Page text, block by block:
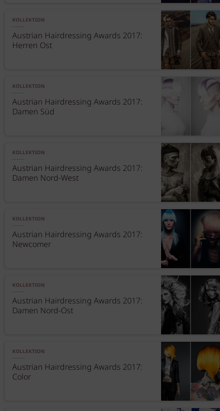
KOLLEKTION
Austrian Hairdressing Awards 2017:
Herren Ost
KOLLEKTION
Austrian Hairdressing Awards 2017:
Damen Süd
KOLLEKTION
Austrian Hairdressing Awards 2017:
Damen Nord-West
KOLLEKTION
Austrian Hairdressing Awards 2017:
Newcomer
KOLLEKTION
Austrian Hairdressing Awards 2017:
Damen Nord-Ost
KOLLEKTION
Austrian Hairdressing Awards 2017:
Color